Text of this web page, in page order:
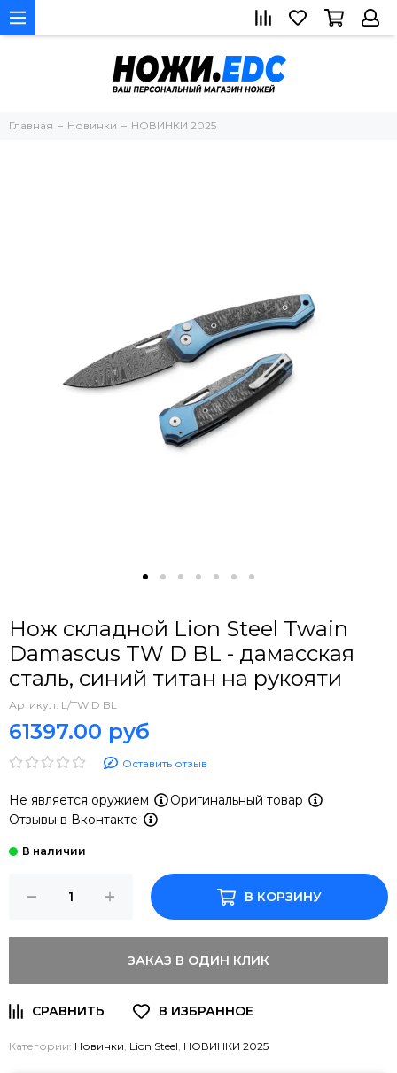
Главная Новинки НОВИНКИ 2025
Нож складной Lion Steel Twain
Damascus TW D BL - дамасская
сталь, синий титан на рукояти
Артикул: L/TW D BL
61397.00 руб
Оставить отзыв
Не является оружием
Оригинальный товар
Отзывы в Вконтакте
В КОРЗИНУ
ЗАКАЗ В ОДИН КЛИК
Категории: Новинки, Lion Steel, НОВИНКИ 2025